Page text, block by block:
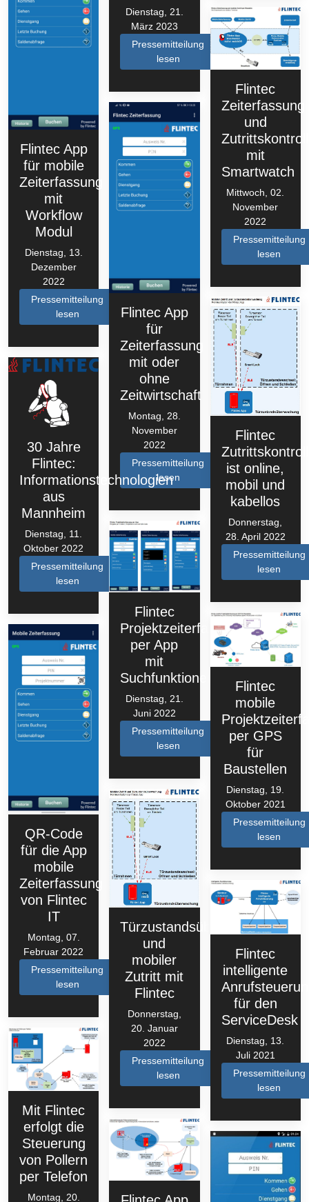
Dienstag, 21.
März 2023
Pressemitteilung
lesen
Flintec App
für mobile
Zeiterfassung
mit
Workflow
Modul
Dienstag, 13.
Dezember
2022
Pressemitteilung
lesen
Flintec App
für
Zeiterfassung
mit oder
ohne
Zeitwirtschaft
Montag, 28.
November
2022
Pressemitteilung
lesen
Flintec
Zeiterfassung
und
mit
Smartwatch
Mittwoch, 02.
November
2022
Pressemitteilung
lesen
30 Jahre
Flintec:
Informationstechnologien
aus
Mannheim
Dienstag, 11.
Oktober 2022
Pressemitteilung
lesen
Flintec
Projektzeiterfassung
per App
mit
Suchfunktionen
Dienstag, 21.
Juni 2022
Pressemitteilung
lesen
Flintec
ist online,
mobil und
kabellos
Donnerstag,
28. April 2022
Pressemitteilung
lesen
QR-Code
für die App
mobile
Zeiterfassung
von Flintec
IT
Montag, 07.
Februar 2022
Pressemitteilung
lesen
Türzustandsüberwachung
und
mobiler
Zutritt mit
Flintec
Donnerstag,
20. Januar
2022
Pressemitteilung
lesen
Flintec
mobile
per GPS
für
Baustellen
Dienstag, 19.
Oktober 2021
Pressemitteilung
lesen
Mit Flintec
erfolgt die
Steuerung
von Pollern
per Telefon
Montag, 20.
Flintec
intelligente
für den
ServiceDesk
Dienstag, 13.
Juli 2021
Pressemitteilung
lesen